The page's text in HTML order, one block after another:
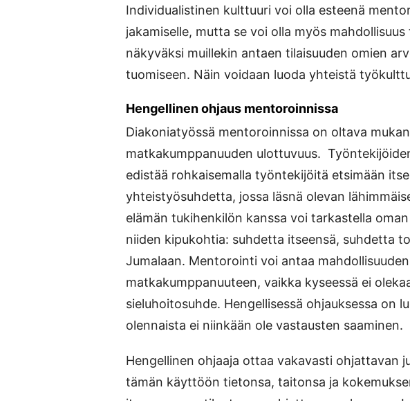
Individualistinen kulttuuri voi olla esteenä
jakamiselle, mutta se voi olla myös
näkyväksi muillekin antaen tilaisuuden omien
tuomiseen. Näin voidaan luoda yhteistä
Hengellinen ohjaus mentoroinnissa
Diakoniatyössä mentoroinnissa on oltava
matkakumppanuuden ulottuvuus.
edistää rohkaisemalla työntekijöitä etsimään
yhteistyösuhdetta, jossa läsnä olevan
elämän tukihenkilön kanssa voi tarkastella
niiden kipukohtia: suhdetta itseensä, suhdetta
Jumalaan. Mentorointi voi antaa
matkakumppanuuteen, vaikka kyseessä ei
sieluhoitosuhde. Hengellisessä ohjauksessa on
olennaista ei niinkään ole vastausten saaminen.
Hengellinen ohjaaja ottaa vakavasti ohjattavan
tämän käyttöön tietonsa, taitonsa ja